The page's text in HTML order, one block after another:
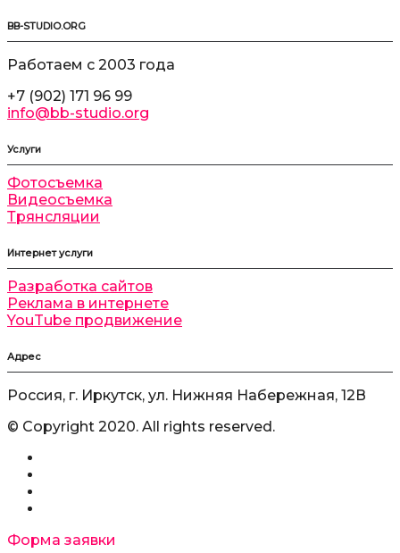
BB-STUDIO.ORG
Работаем с 2003 года
+7 (902) 171 96 99
info@bb-studio.org
Услуги
Фотосъемка
Видеосъемка
Трянсляции
Интернет услуги
Разработка сайтов
Реклама в интернете
YouTube продвижение
Адрес
Россия, г. Иркутск, ул. Нижняя Набережная, 12В
© Copyright 2020. All rights reserved.
Форма заявки